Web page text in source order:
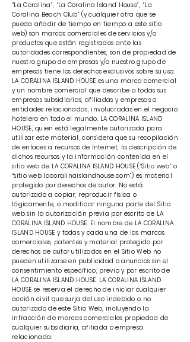
“La Coralina”, “La Coralina Island House”, “La
Coralina Beach Club” (y cualquier otra que se
pueda añadir de tiempo en tiempo a este sitio
web) son marcas comerciales de servicios y/o
productos que están registrados ante las
autoridades correspondientes, son de propiedad de
nuestro grupo de empresas y/o nuestro grupo de
empresas tiene los derechos exclusivos sobre su uso.
LA CORALINA ISLAND HOUSE es una marca comercial
y un nombre comercial que describe a todas sus
empresas subsidiarias, afiliadas y empresas o
entidades relacionadas, involucradas en el negocio
hotelero en todo el mundo. LA CORALINA ISLAND
HOUSE, quien está legalmente autorizada para
utilizar este material, considera que su recopilación
de enlaces a recursos de Internet, la descripción de
dichos recursos y la información contenida en el
sitio web de LA CORALINA ISLAND HOUSE (“Sitio web” o
“sitio web lacoralinaislandhouse.com”) es material
protegido por derechos de autor. No está
autorizado a copiar, reproducir física o
lógicamente, o modificar ninguna parte del Sitio
web sin la autorización previa por escrito de LA
CORALINA ISLAND HOUSE. El nombre de LA CORALINA
ISLAND HOUSE y todas y cada una de las marcas
comerciales, patentes y material protegido por
derechos de autor utilizados en el Sitio Web no
pueden utilizarse en publicidad o anuncios sin el
consentimiento específico, previo y por escrito de
LA CORALINA ISLAND HOUSE. LA CORALINA ISLAND
HOUSE se reserva el derecho de iniciar cualquier
acción civil que surja del uso indebido o no
autorizado de este Sitio Web, incluyendo la
infracción de marcas comerciales propiedad de
cualquier subsidiaria, afiliada o empresa
relacionada.